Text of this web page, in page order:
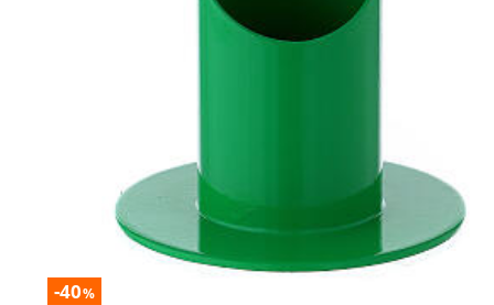
-40%